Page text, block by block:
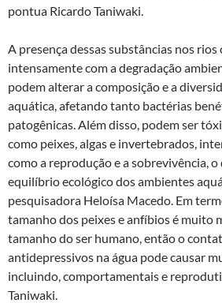
pontua Ricardo Taniwaki.
A presença dessas substâncias nos
intensamente com a degradação
podem alterar a composição e a
aquática, afetando tanto bactérias
patogênicas. Além disso, podem ser
como peixes, algas e invertebrados,
como a reprodução e a sobrevivência,
equilíbrio ecológico dos ambientes
pesquisadora Heloísa Macedo. Em
tamanho dos peixes e anfíbios é muito
tamanho do ser humano, então o
antidepressivos na água pode causar
incluindo, comportamentais e
Taniwaki.